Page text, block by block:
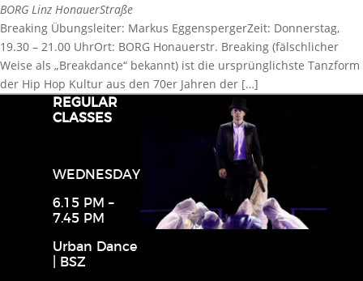
BORG Linz HonauerStraße
Breaking Übungsleiter: Markus EggenspergerZeit: Donnerstag,
19.30 – 21.00 UhrOrt: BORG Honauerstr. Breaking (fälschlicher
Weise als „Breakdance“ bekannt) ist die ursprünglichste Tanzform
der Hip Hop Kultur aus den 70er Jahren der […]
REGULAR
CLASSES
WEDNESDAY
6.15 PM –
7.45 PM
Urban Dance
| BSZ